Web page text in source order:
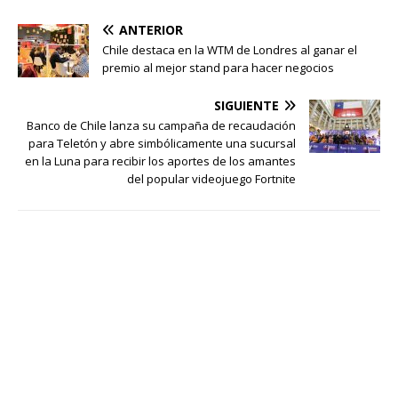
ANTERIOR
Chile destaca en la WTM de Londres al ganar el
premio al mejor stand para hacer negocios
SIGUIENTE
Banco de Chile lanza su campaña de recaudación
para Teletón y abre simbólicamente una sucursal
en la Luna para recibir los aportes de los amantes
del popular videojuego Fortnite